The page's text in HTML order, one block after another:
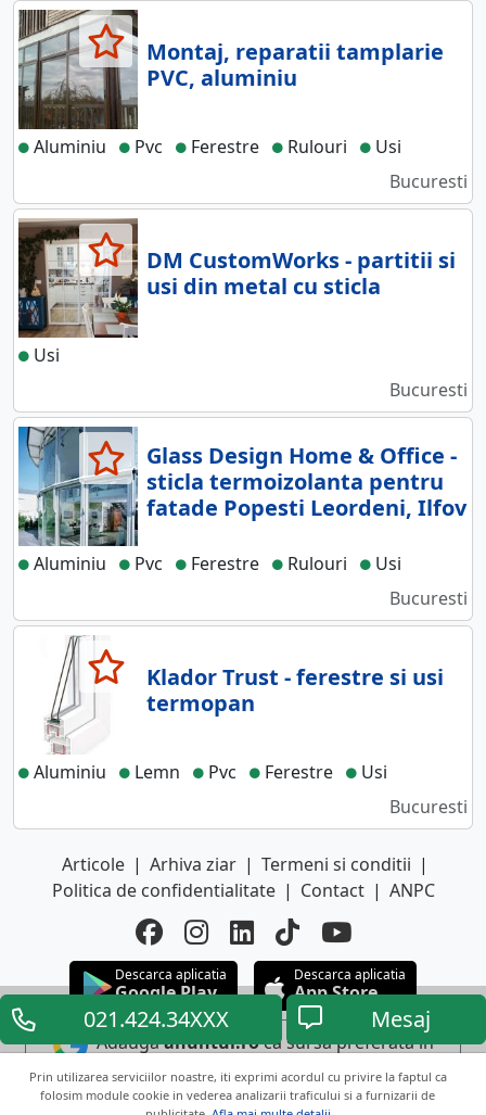
021.424.34XXX Mesaj
Prin utilizarea serviciilor noastre, iti exprimi acordul cu privire la faptul ca
folosim module cookie in vederea analizarii traficului si a furnizarii de
Montaj, reparatii tamplarie
PVC, aluminiu
Aluminiu Pvc Ferestre Rulouri
Usi
Bucuresti
DM CustomWorks - partitii si
usi din metal cu sticla
Usi
Bucuresti
Glass Design Home & Office -
sticla termoizolanta pentru
fatade Popesti Leordeni, Ilfov
Aluminiu Pvc Ferestre Rulouri
Usi
Bucuresti
Klador Trust - ferestre si usi
termopan
Aluminiu Lemn Pvc Ferestre
Usi
Bucuresti
Articole | Arhiva ziar | Termeni si conditii |
Politica de confidentialitate | Contact | ANPC
Descarca aplicatia
Google Play
Descarca aplicatia
App Store
Adaugaanuntul.roca sursa preferata in
Google